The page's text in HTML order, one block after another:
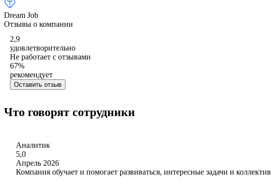
Dream Job
Отзывы о компании
2,9
удовлетворительно
Не работает с отзывами
67%
рекомендует
Оставить отзыв
Что говорят сотрудники
Аналитик
5,0
Апрель 2026
Компания обучает и помогает развиваться, интересные задачи и коллектив